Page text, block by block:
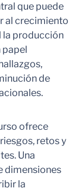
que puede
al crecimiento
la producción
papel
de
ofrece
retos y
Una
dimensiones
la